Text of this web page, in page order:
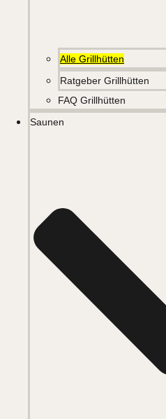
Alle Grillhütten
Ratgeber Grillhütten
FAQ Grillhütten
Saunen